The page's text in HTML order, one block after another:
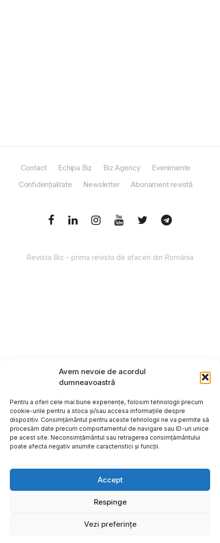
Avem nevoie de acordul
dumneavoastră
Pentru a oferi cele mai bune experiențe, folosim tehnologii precum
cookie-urile pentru a stoca și/sau accesa informațiile despre
dispozitiv. Consimțământul pentru aceste tehnologii ne va permite să
procesăm date precum comportamentul de navigare sau ID-uri unice
pe acest site. Neconsimțământul sau retragerea consimțământului
poate afecta negativ anumite caracteristici și funcții.
Accept
Respinge
Vezi preferințe
Contact Echipa Biz Biz Agency
Evenimente
Confidențialitate
Newsletter Abonament revistă
Revista Biz - prima revista de afaceri din România
Copyright ©2026